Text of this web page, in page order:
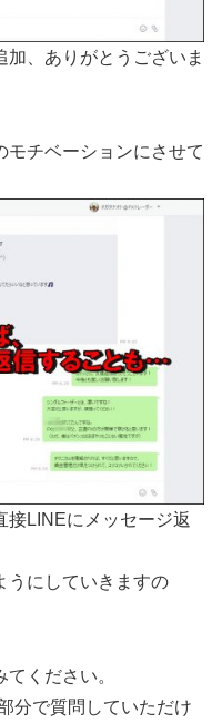
、ありがとうございま
モチベーションにさせて
接LINEにメッセージ返
うにしていきますの
ください。
分で質問していただけ